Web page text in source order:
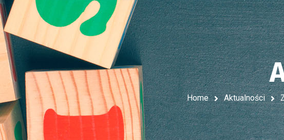
Home Aktualności